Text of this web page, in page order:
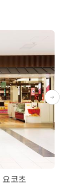
코초